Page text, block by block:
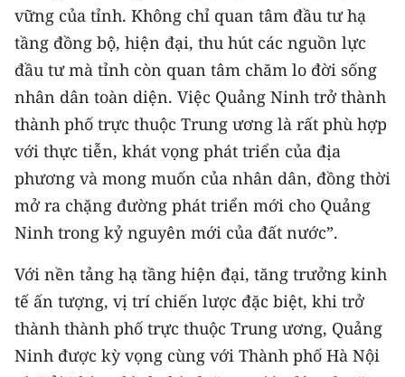
vững của tỉnh. Không chỉ quan tâm đầu tư hạ
tầng đồng bộ, hiện đại, thu hút các nguồn lực
đầu tư mà tỉnh còn quan tâm chăm lo đời sống
nhân dân toàn diện. Việc Quảng Ninh trở thành
thành phố trực thuộc Trung ương là rất phù hợp
với thực tiễn, khát vọng phát triển của địa
phương và mong muốn của nhân dân, đồng thời
mở ra chặng đường phát triển mới cho Quảng
Ninh trong kỷ nguyên mới của đất nước”.
Với nền tảng hạ tầng hiện đại, tăng trưởng kinh
tế ấn tượng, vị trí chiến lược đặc biệt, khi trở
thành thành phố trực thuộc Trung ương, Quảng
Ninh được kỳ vọng cùng với Thành phố Hà Nội